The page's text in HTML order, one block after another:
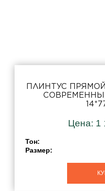
ПЛИНТУС ПРЯМОЙ
Цена: 1
Тон:
Размер: